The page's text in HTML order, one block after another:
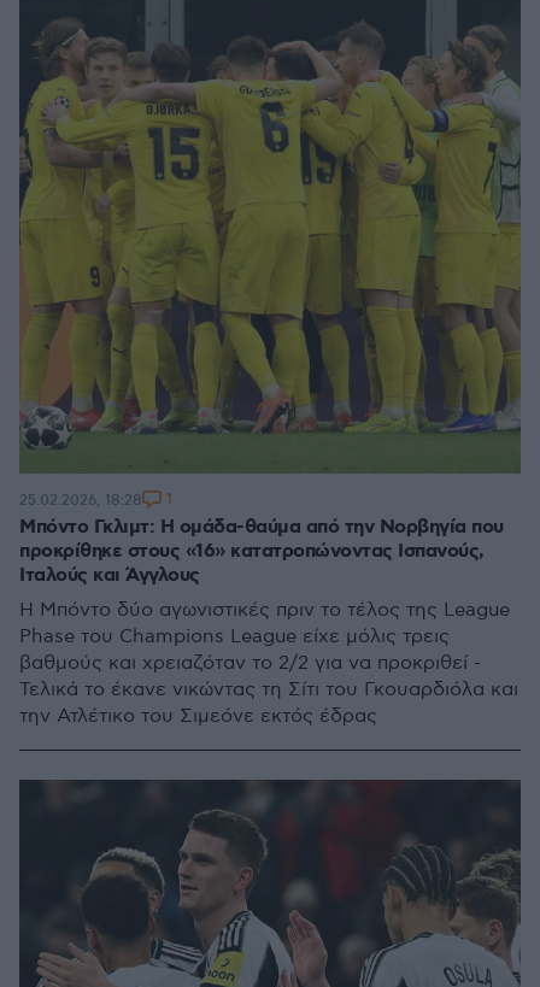
Μπόντο Γκλιμτ: Η ομάδα-θαύμα από την Νορβηγία που
προκρίθηκε στους «16» κατατροπώνοντας Ισπανούς,
Ιταλούς και Άγγλους
Η Μπόντο δύο αγωνιστικές πριν το τέλος της League
Phase του Champions League είχε μόλις τρεις
βαθμούς και χρειαζόταν το 2/2 για να προκριθεί -
Τελικά το έκανε νικώντας τη Σίτι του Γκουαρδιόλα και
την Ατλέτικο του Σιμεόνε εκτός έδρας
25.02.2026, 18:28 1